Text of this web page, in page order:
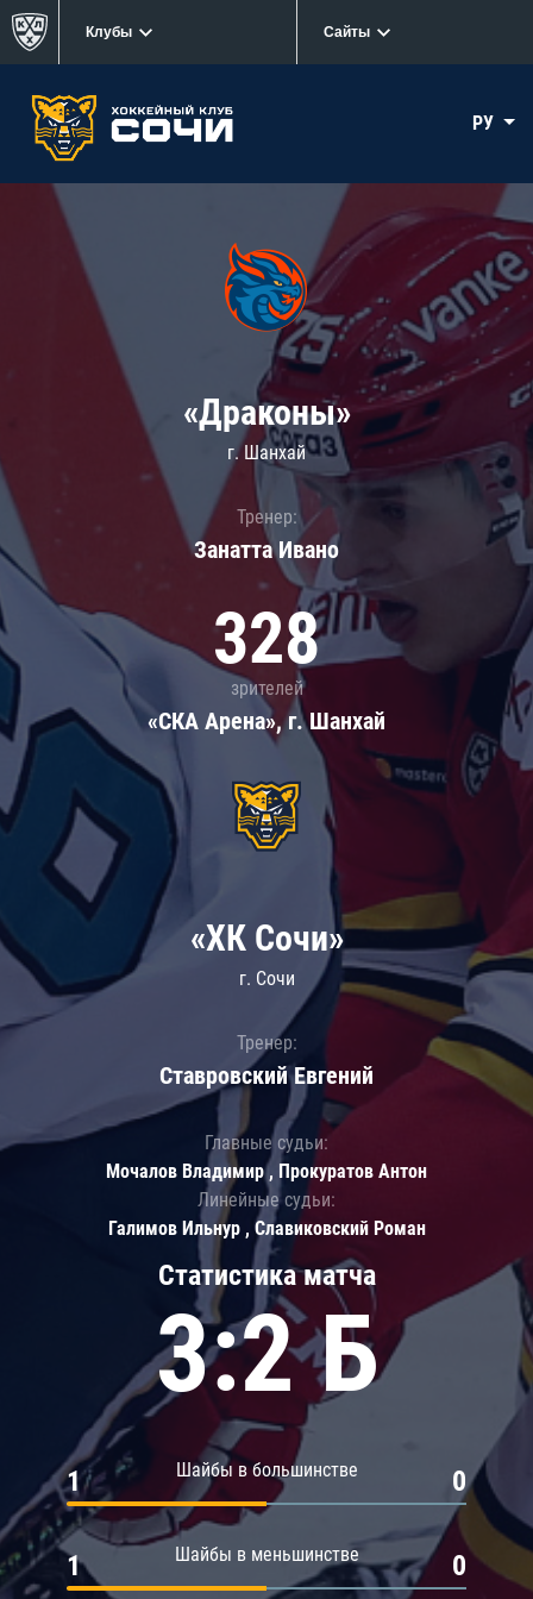
Клубы Сайты
РУ
«Драконы»
г. Шанхай
Тренер:
Занатта Иванo
328
зрителей
«СКА Арена», г. Шанхай
Статистика матча
3:2 Б
Шайбы в большинстве
1 0
Шайбы в меньшинстве
1 0
«ХК Сочи»
г. Сочи
Тренер:
Ставровский Евгений
Главные судьи:
Мочалов Владимир , Прокуратов Антон
Линейные судьи:
Галимов Ильнур , Славиковский Роман